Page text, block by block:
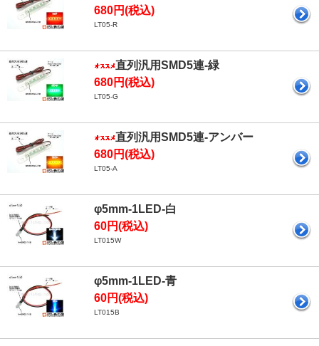
680円(税込)
LT05-R
直列汎用SMD5連-緑
680円(税込)
LT05-G
直列汎用SMD5連-アンバー
680円(税込)
LT05-A
φ5mm-1LED-白
60円(税込)
LT015W
φ5mm-1LED-青
60円(税込)
LT015B